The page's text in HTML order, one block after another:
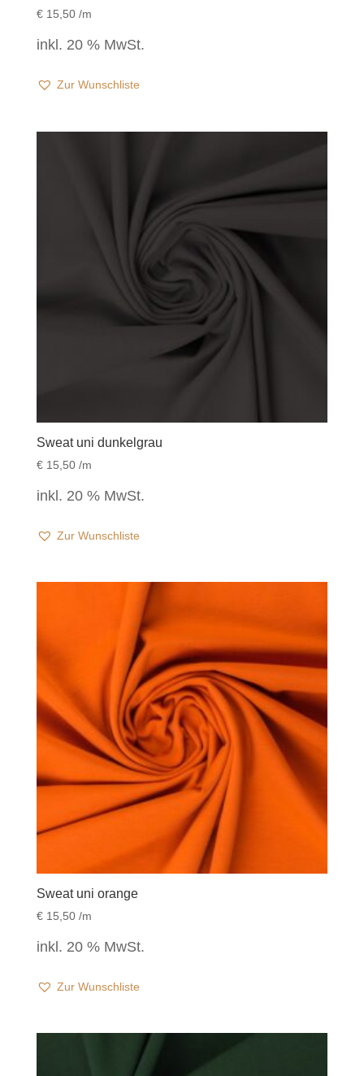
€15,50/m
inkl. 20 % MwSt.
Zur Wunschliste
Sweat uni dunkelgrau
€15,50/m
inkl. 20 % MwSt.
Zur Wunschliste
Sweat uni orange
€15,50/m
inkl. 20 % MwSt.
Zur Wunschliste